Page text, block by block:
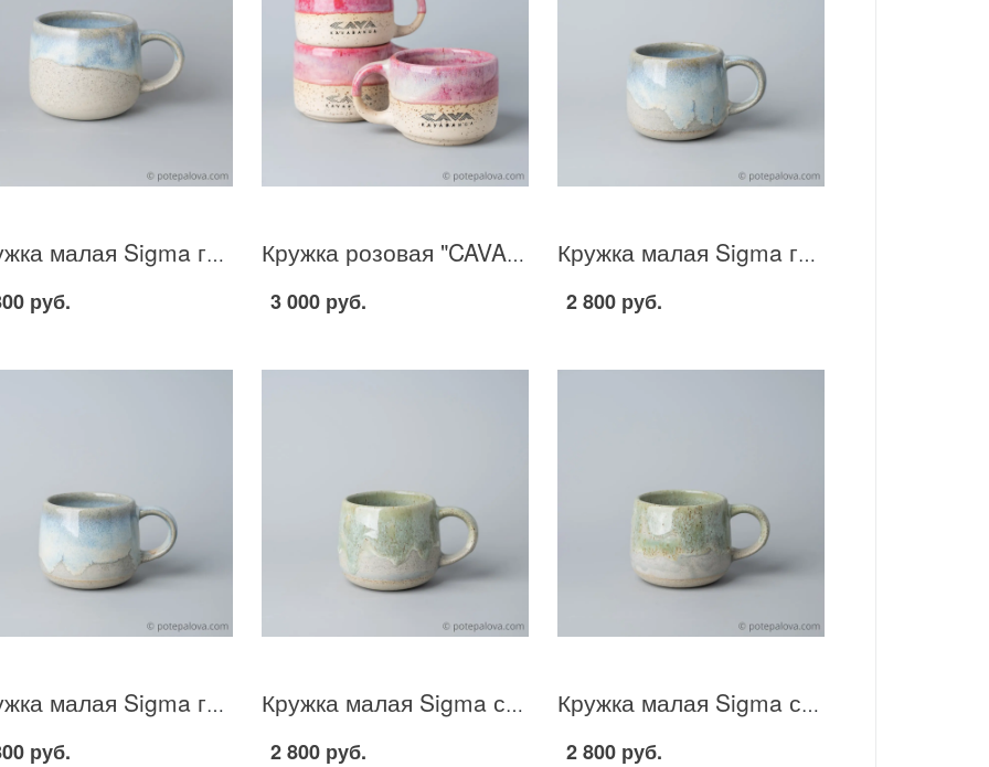
Кружка малая Sigma голубая 230 мл - 3
руб.
Кружка розовая "CAVA" 300 мл
3 000 руб.
Кружка малая Sigma голубая 230 мл - 1
2 800 руб.
Кружка малая Sigma голубая 230 мл - 4
руб.
Кружка малая Sigma светло-зеленая 230 мл - 2
2 800 руб.
Кружка малая Sigma светло-зеленая 230 мл - 3
2 800 руб.